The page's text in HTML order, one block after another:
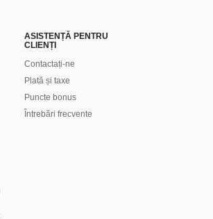
ASISTENȚĂ PENTRU
CLIENȚI
Contactați-ne
Plată și taxe
Puncte bonus
Întrebări frecvente